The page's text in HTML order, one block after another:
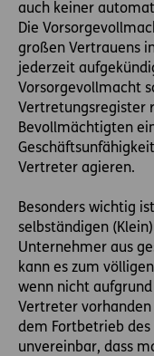
auch keiner
Die
großen Vertrauens
jederzeit
Vorsorgevollmacht
Vertretungsregister
Bevollmächtigten
Vertreter agieren.
Besonders wichtig
selbständigen
Unternehmer aus
kann es zum
wenn nicht
Vertreter
dem Fortbetrieb des
unvereinbar, dass